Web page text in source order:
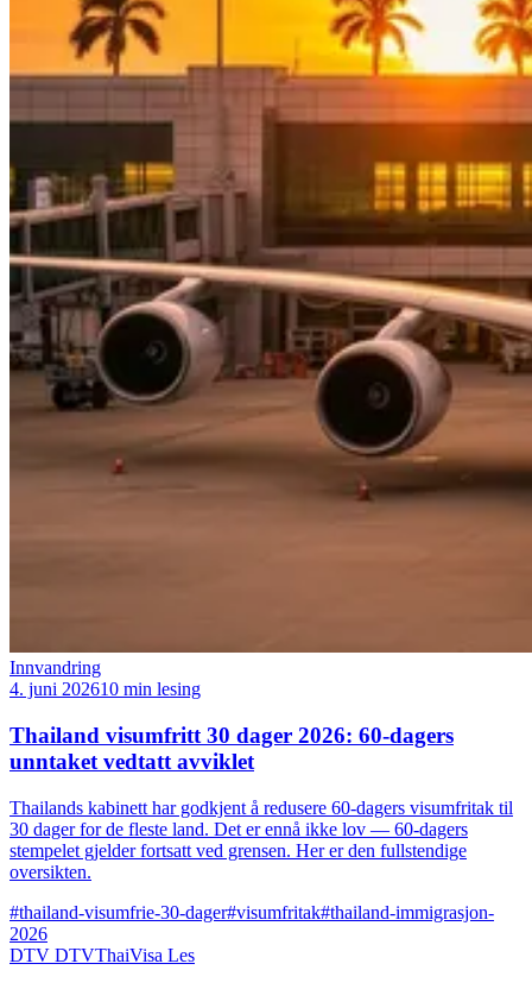
Innvandring
4. juni 202610 min lesing
Thailand visumfritt 30 dager 2026: 60-dagers
unntaket vedtatt avviklet
Thailands kabinett har godkjent å redusere 60-dagers visumfritak til
30 dager for de fleste land. Det er ennå ikke lov — 60-dagers
stempelet gjelder fortsatt ved grensen. Her er den fullstendige
oversikten.
#thailand-visumfrie-30-dager#visumfritak#thailand-immigrasjon-
2026
DTV DTVThaiVisa Les